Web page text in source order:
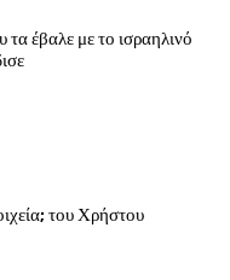
έβαλε με το ισραηλινό
του Χρήστου